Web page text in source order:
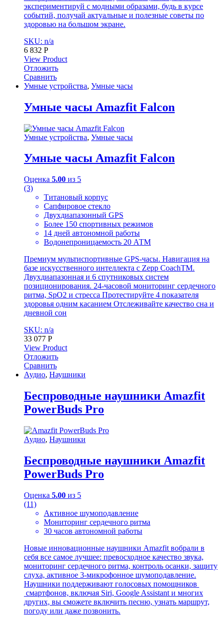
экспериментируй с модными образами, будь в курсе
событий, получай актуальные и полезные советы по
здоровью на большом экране.
SKU: n/a
6 832 Р
View Product
Отложить
Сравнить
Умные устройства, Умные часы
Умные часы Amazfit Falcon
Умные устройства, Умные часы
Умные часы Amazfit Falcon
Оценка 5.00 из 5
(3)
Титановый корпус
Cапфировое стекло
Двухдиапазонный GPS
Более 150 спортивных режимов
14 дней автономной работы
Водонепроницаемость 20 АТМ
Премиум мультиспортивные GPS-часы. Навигация на
базе искусственного интеллекта с Zepp CoachTM.
Двухдиапазонная и 6 спутниковых систем
позиционирования. 24-часовой мониторинг сердечного
ритма, SpO2 и стресса Протестируйте 4 показателя
здоровья одним касанием Отслеживайте качество сна и
дневной сон
SKU: n/a
33 077 Р
View Product
Отложить
Сравнить
Аудио, Наушники
Беспроводные наушники Amazfit
PowerBuds Pro
Аудио, Наушники
Беспроводные наушники Amazfit
PowerBuds Pro
Оценка 5.00 из 5
(11)
Активное шумоподавление
Мониторинг сердечного ритма
30 часов автономной работы
Новые инновационные наушники Amazfit вобрали в
себя все самое лучшее: превосходное качество звука,
мониторинг сердечного ритма, контроль осанки, защиту
слуха, активное 3-микрофонное шумоподавление.
Наушники поддерживают голосовых помощников
смартфонов, включая Siri, Google Assistant и многих
других, вы сможете включить песню, узнать маршрут,
погоду или даже позвонить.